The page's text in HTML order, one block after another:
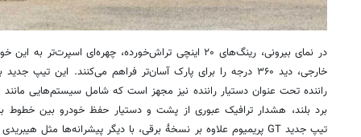
در نمای بیرونی، رینگ‌های ۲۰ اینچی تراش‌خورده، چهره‌ای
خارجی، دید ۳۶۰ درجه را برای پارک آسان‌تر فراهم می‌کنند. این
راننده تحت عنوان دستیار راننده نیز مجهز است که شامل سیستم‌هایی مانند
برد بلند، هشدار ترافیک عبوری از پشت و دستیار حفظ خودرو بین خطوط